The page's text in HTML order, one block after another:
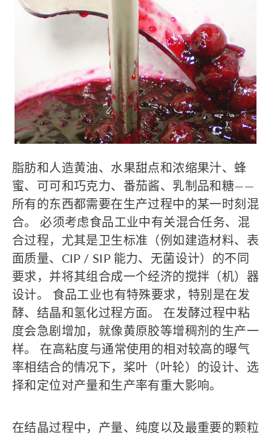
脂肪和人造黄油、水果甜点和浓缩果汁、蜂
蜜、可可和巧克力、番茄酱、乳制品和糖——
所有的东西都需要在生产过程中的某一时刻混
合。 必须考虑食品工业中有关混合任务、混
合过程，尤其是卫生标准（例如建造材料、表
面质量、CIP / SIP 能力、无菌设计）的不同
要求，并将其组合成一个经济的搅拌（机）器
设计。 食品工业也有特殊要求，特别是在发
酵、结晶和氢化过程方面。 在发酵过程中粘
度会急剧增加，就像黄原胶等增稠剂的生产一
样。 在高粘度与通常使用的相对较高的曝气
率相结合的情况下，桨叶（叶轮）的设计、选
择和定位对产量和生产率有重大影响。
在结晶过程中，产量、纯度以及最重要的颗粒